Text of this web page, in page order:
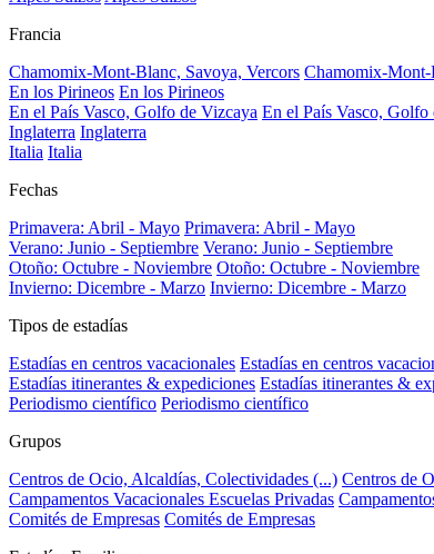
Francia
Chamomix-Mont-Blanc, Savoya, Vercors Chamomix-Mont-
En los Pirineos En los Pirineos
En el País Vasco, Golfo de Vizcaya En el País Vasco, Golfo
Inglaterra Inglaterra
Italia Italia
Fechas
Primavera: Abril - Mayo Primavera: Abril - Mayo
Verano: Junio - Septiembre Verano: Junio - Septiembre
Otoño: Octubre - Noviembre Otoño: Octubre - Noviembre
Invierno: Dicembre - Marzo Invierno: Dicembre - Marzo
Tipos de estadías
Estadías en centros vacacionales Estadías en centros
Estadías itinerantes & expediciones Estadías itinerantes &
Periodismo científico Periodismo científico
Grupos
Centros de Ocio, Alcaldías, Colectividades (...) Centros de
Campamentos Vacacionales Escuelas Privadas
Comités de Empresas Comités de Empresas